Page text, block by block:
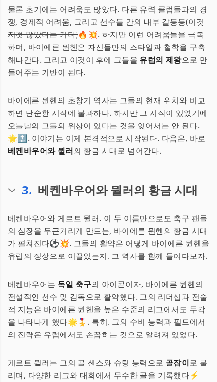
물론 초기에는 어려움도 많았다. 다른 유력 클럽들과의 경
쟁, 경제적 어려움, 그리고 선수들 간의 내부 갈등등(이것
저것 많았다는 거다)🔥💥. 하지만 이런 어려움들을 극복
하며, 바이에른 뮌헨은 자신들만의 스타일과 철학을 구축
해나간다. 그리고 이것이 후에 그들을 유럽의 제왕으로 만
들어주는 기반이 된다.
바이에른 뮌헨의 초창기 역사는 그들의 현재 위치와 비교
하면 단순한 시작에 불과하다. 하지만 그 시작이 있었기에
오늘날의 그들의 위상이 있다는 것을 잊어서는 안 된다.
🌟🔝. 이야기는 이제 본격적으로 시작된다. 다음은, 바로
베켄바우어와 뮐러의 황금 시대로 넘어간다.
3. 베켄바우어와 뮐러의 황금 시대
베켄바우어와 게르트 뮐러. 이 두 이름만으로도 축구 팬들
의 심장을 두근거리게 만드는, 바이에른 뮌헨의 황금 시대
가 펼쳐진다⚽💥. 그들의 활약은 어떻게 바이에른 뮌헨을
유럽의 정상으로 이끌었는지, 그 역사를 함께 들여다보자.
베켄바우어는 독일 축구의 아이콘이자, 바이에른 뮌헨의
전설적인 선수 및 감독으로 활약했다. 그의 리더십과 전술
적 지능은 바이에른 뮌헨을 높은 수준의 리그에서도 두각
을 나타나게 했다🌟🎖️. 특히, 그의 수비 능력과 필드에서
의 전략은 유럽에서도 손꼽히는 것으로 알려져 있었다.
게르트 뮐러는 그의 골 센스와 슈팅 능력으로 골잡이로 불
리며, 다양한 리그와 대회에서 무수한 골을 기록했다⚡